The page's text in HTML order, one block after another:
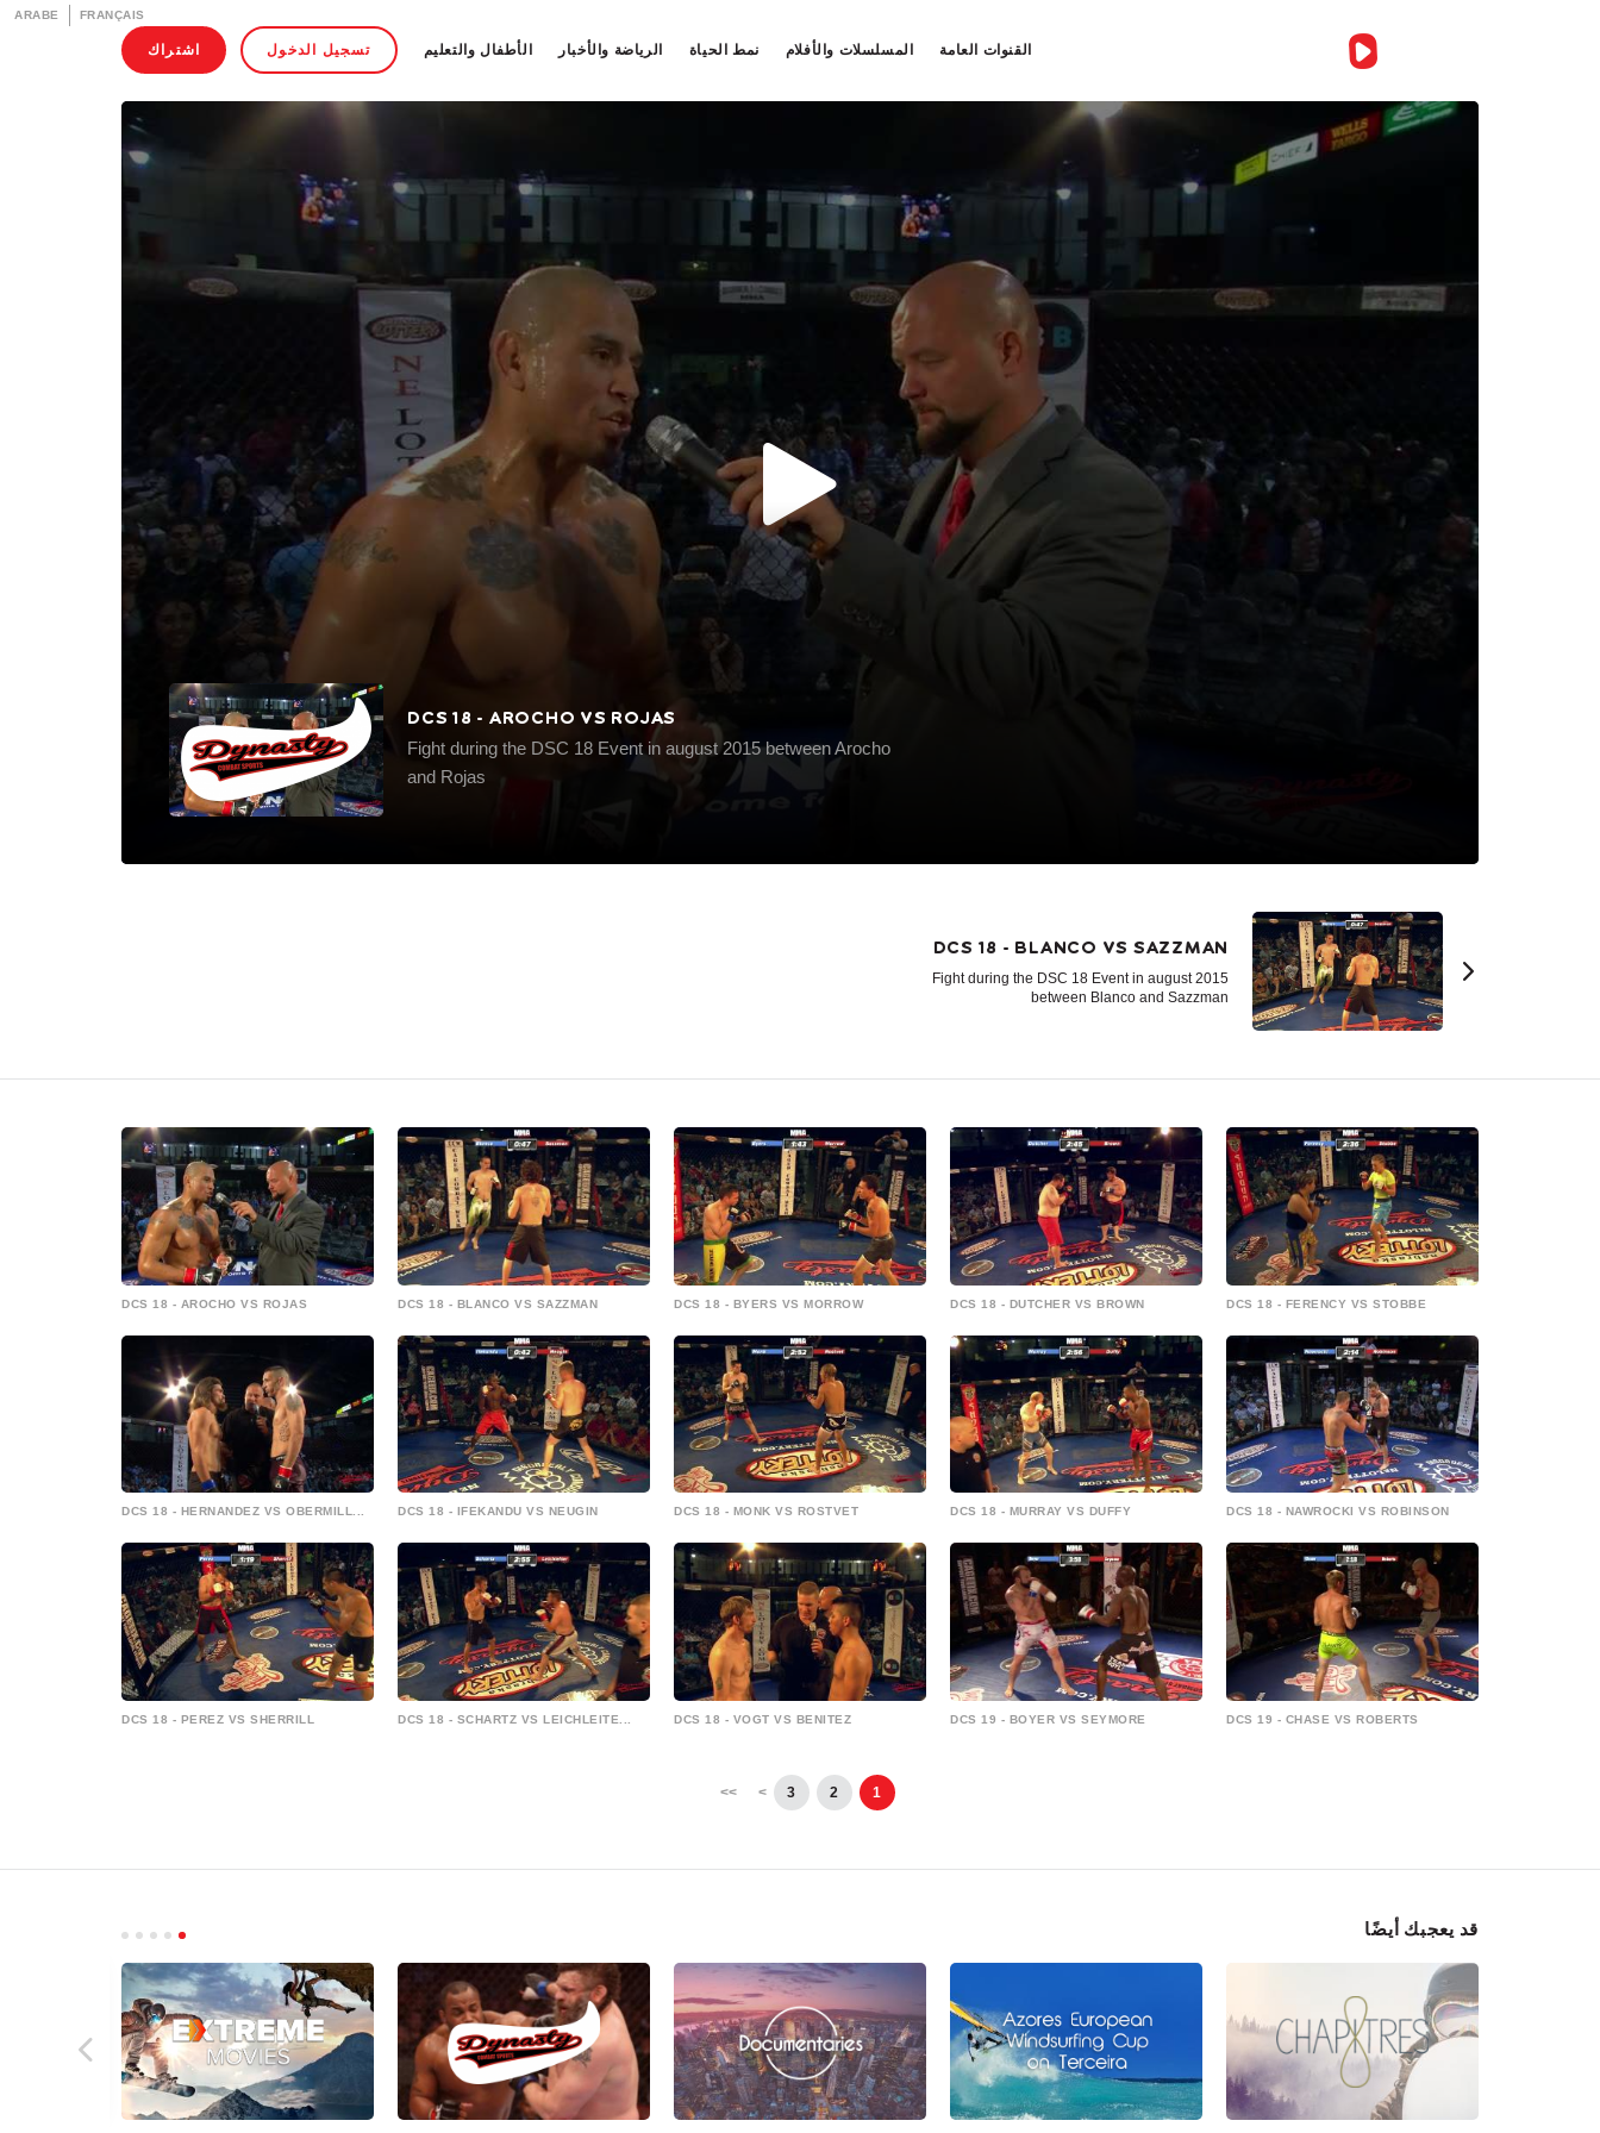
القنوات العامة المسلسلات والأفلام نمط الحياة الرياضة والأخبار الأطفال والتعليم تسجيل الدخول اشتراك
FRANÇAIS
ARABE
خطأمجهول
DCS 18 - AROCHO VS ROJAS
Fight during the DSC 18 Event in august 2015 between Arocho
and Rojas
DCS 18 - BLANCO VS SAZZMAN
Fight during the DSC 18 Event in august 2015
between Blanco and Sazzman
DCS 18 - AROCHO VS ROJAS DCS 18 - BLANCO VS SAZZMAN DCS 18 - BYERS VS MORROW DCS 18 - DUTCHER VS BROWN DCS 18 - FERENCY VS STOBBE
DCS 18 - HERNANDEZ VS OBERMILL... DCS 18 - IFEKANDU VS NEUGIN DCS 18 - MONK VS ROSTVET DCS 18 - MURRAY VS DUFFY DCS 18 - NAWROCKI VS ROBINSON
DCS 18 - PEREZ VS SHERRILL DCS 18 - SCHARTZ VS LEICHLEITE... DCS 18 - VOGT VS BENITEZ DCS 19 - BOYER VS SEYMORE DCS 19 - CHASE VS ROBERTS
1
2
3
>
>>
قد يعجبك أيضًا